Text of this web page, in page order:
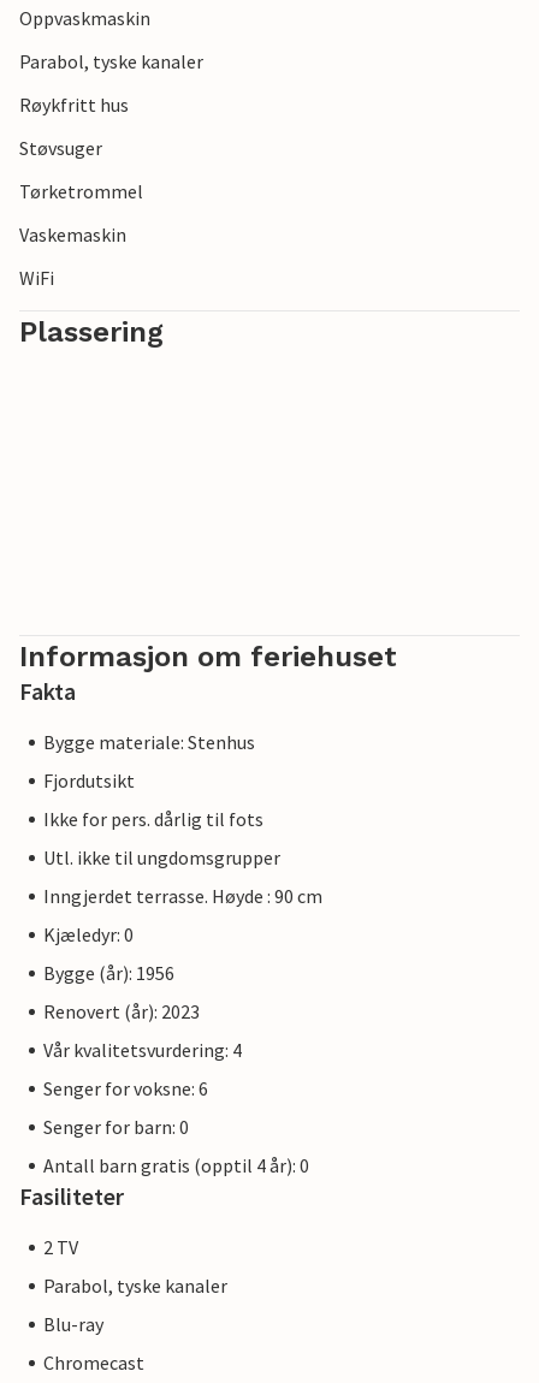
Oppvaskmaskin
Parabol, tyske kanaler
Røykfritt hus
Støvsuger
Tørketrommel
Vaskemaskin
WiFi
Plassering
Informasjon om feriehuset
Fakta
Bygge materiale: Stenhus
Fjordutsikt
Ikke for pers. dårlig til fots
Utl. ikke til ungdomsgrupper
Inngjerdet terrasse. Høyde : 90 cm
Kjæledyr: 0
Bygge (år): 1956
Renovert (år): 2023
Vår kvalitetsvurdering: 4
Senger for voksne: 6
Senger for barn: 0
Antall barn gratis (opptil 4 år): 0
Fasiliteter
2 TV
Parabol, tyske kanaler
Blu-ray
Chromecast